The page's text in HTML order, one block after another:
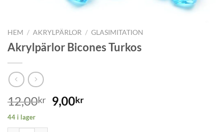
HEM / AKRYLPÄRLOR / GLASIMITATION
Akrylpärlor Bicones Turkos
12,00kr 9,00kr
44 i lager